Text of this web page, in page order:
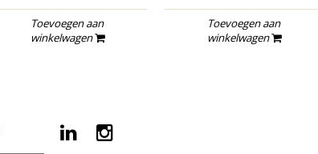
Toevoegen aan
winkelwagen
Toevoegen aan
winkelwagen